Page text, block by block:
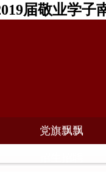
届敬业学子
党旗飘飘